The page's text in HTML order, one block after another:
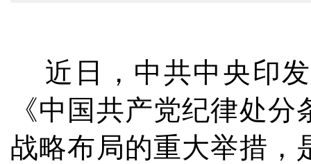
近日，中共中央印
《中国共产党纪律处
战略布局的重大举措，